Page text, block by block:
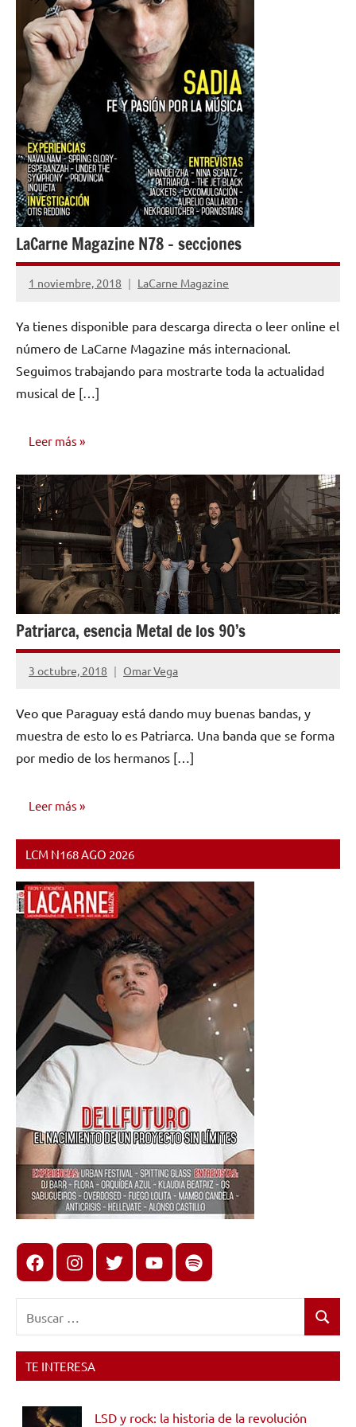
LaCarne Magazine N78 – secciones
1 noviembre, 2018 LaCarne Magazine
No
comentarios
Ya tienes disponible para descarga directa o leer online el
número de LaCarne Magazine más internacional.
Seguimos trabajando para mostrarte toda la actualidad
musical de […]
Leer más
NÚMEROS
PUBLICADOS
Patriarca, esencia Metal de los 90’s
3 octubre, 2018 Omar Vega
No
comentarios
Veo que Paraguay está dando muy buenas bandas, y
muestra de esto lo es Patriarca. Una banda que se forma
por medio de los hermanos […]
Leer más
ENTREVISTAS
LCM N168 AGO 2026
FacebookInstagram
X youtubespotify
Buscar
TE INTERESA
LSD y rock: la historia de la revolución